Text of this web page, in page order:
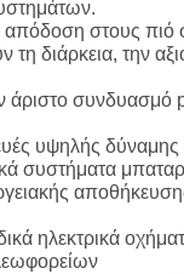
απόδοση στους πιό
διάρκεια, την
άριστο συνδυασμό
υψηλής δύναμης
συστήματα
ηλεκτρικά